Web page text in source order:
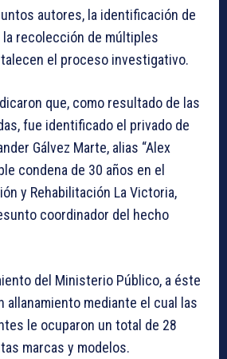
autores, la identificación de
recolección de múltiples
el proceso investigativo.
que, como resultado de las
fue identificado el privado de
Gálvez Marte, alias “Alex
condena de 30 años en el
y Rehabilitación La Victoria,
coordinador del hecho
del Ministerio Público, a éste
allanamiento mediante el cual las
le ocuparon un total de 28
marcas y modelos.